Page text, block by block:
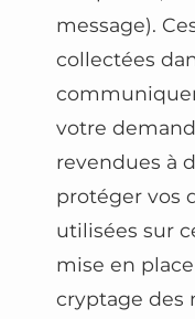
message).
collectées
votre
revendues à
protéger vos
utilisées sur
mise en
cryptage des